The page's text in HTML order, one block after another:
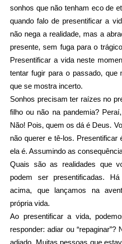
sonhos que não tenham eco de
quando falo de presentificar a
não nega a realidade, mas a
presente, sem fuga para o
Presentificar a vida neste
tentar fugir para o passado, que
que se mostra incerto.
Sonhos precisam ter raízes no
filho ou não na pandemia?
Não! Pois, quem os dá é Deus.
não querer e tê-los.
ela é. Assumindo as
Quais são as realidades que
podem ser presentificadas.
acima, que lançamos na
própria vida.
Ao presentificar a vida,
responder: adiar ou